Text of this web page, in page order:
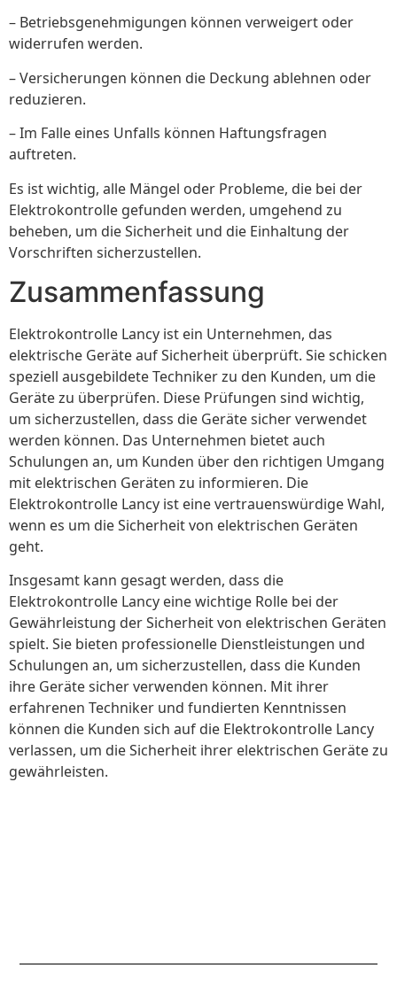
– Betriebsgenehmigungen können verweigert oder
widerrufen werden.
– Versicherungen können die Deckung ablehnen oder
reduzieren.
– Im Falle eines Unfalls können Haftungsfragen
auftreten.
Es ist wichtig, alle Mängel oder Probleme, die bei der
Elektrokontrolle gefunden werden, umgehend zu
beheben, um die Sicherheit und die Einhaltung der
Vorschriften sicherzustellen.
Zusammenfassung
Elektrokontrolle Lancy ist ein Unternehmen, das
elektrische Geräte auf Sicherheit überprüft. Sie schicken
speziell ausgebildete Techniker zu den Kunden, um die
Geräte zu überprüfen. Diese Prüfungen sind wichtig,
um sicherzustellen, dass die Geräte sicher verwendet
werden können. Das Unternehmen bietet auch
Schulungen an, um Kunden über den richtigen Umgang
mit elektrischen Geräten zu informieren. Die
Elektrokontrolle Lancy ist eine vertrauenswürdige Wahl,
wenn es um die Sicherheit von elektrischen Geräten
geht.
Insgesamt kann gesagt werden, dass die
Elektrokontrolle Lancy eine wichtige Rolle bei der
Gewährleistung der Sicherheit von elektrischen Geräten
spielt. Sie bieten professionelle Dienstleistungen und
Schulungen an, um sicherzustellen, dass die Kunden
ihre Geräte sicher verwenden können. Mit ihrer
erfahrenen Techniker und fundierten Kenntnissen
können die Kunden sich auf die Elektrokontrolle Lancy
verlassen, um die Sicherheit ihrer elektrischen Geräte zu
gewährleisten.